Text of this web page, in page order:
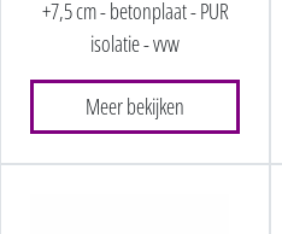
+7,5 cm - betonplaat - PUR
isolatie - vvw
Meer bekijken